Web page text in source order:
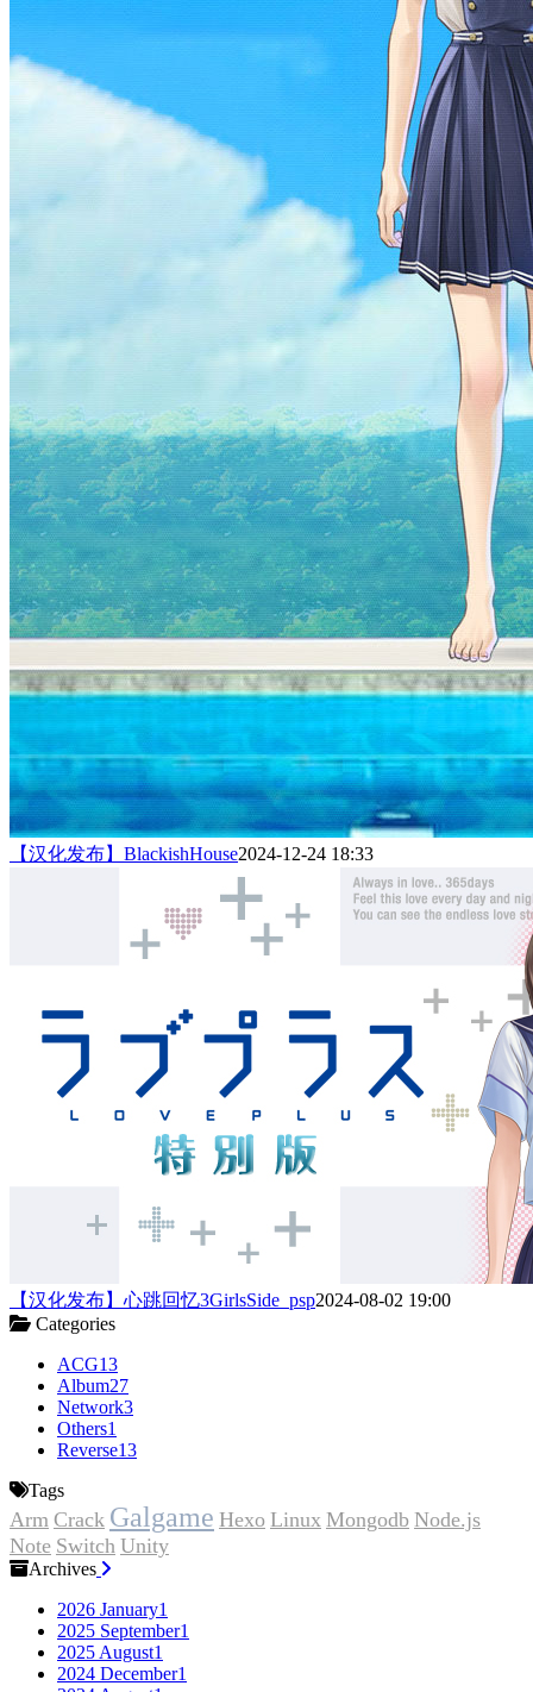
【汉化发布】BlackishHouse2024-12-24 18:33
【汉化发布】心跳回忆3GirlsSide_psp2024-08-02 19:00
Categories
ACG13
Album27
Network3
Others1
Reverse13
Tags
Arm Crack Galgame Hexo Linux Mongodb Node.js
Note Switch Unity
Archives
2026 January1
2025 September1
2025 August1
2024 December1